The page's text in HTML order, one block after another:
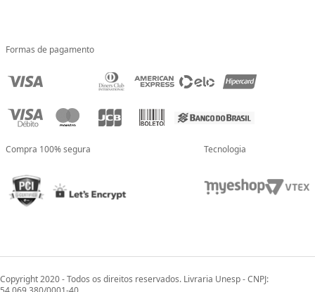
Formas de pagamento
Compra 100% segura Tecnologia
Copyright 2020 - Todos os direitos reservados. Livraria Unesp - CNPJ: